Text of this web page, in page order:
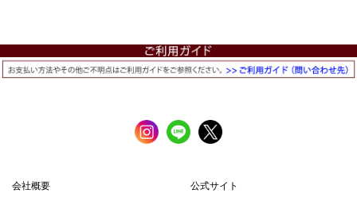
会社概要 公式サイト